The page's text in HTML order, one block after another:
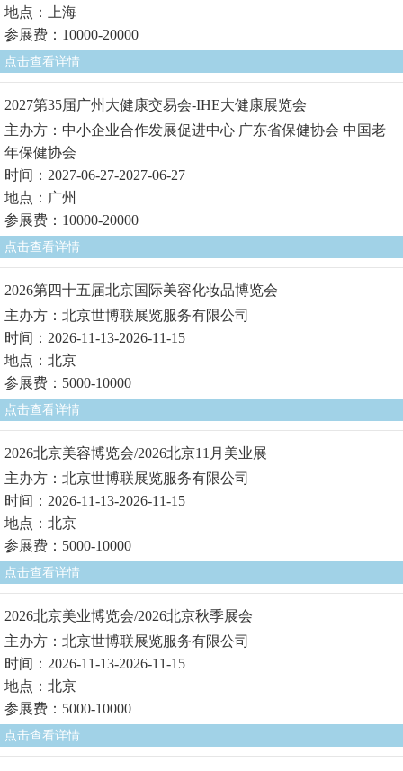
地点：上海
参展费：10000-20000
点击查看详情
2027第35届广州大健康交易会-IHE大健康展览会
主办方：中小企业合作发展促进中心 广东省保健协会 中国老
年保健协会
时间：2027-06-27-2027-06-27
地点：广州
参展费：10000-20000
点击查看详情
2026第四十五届北京国际美容化妆品博览会
主办方：北京世博联展览服务有限公司
时间：2026-11-13-2026-11-15
地点：北京
参展费：5000-10000
点击查看详情
2026北京美容博览会/2026北京11月美业展
主办方：北京世博联展览服务有限公司
时间：2026-11-13-2026-11-15
地点：北京
参展费：5000-10000
点击查看详情
2026北京美业博览会/2026北京秋季展会
主办方：北京世博联展览服务有限公司
时间：2026-11-13-2026-11-15
地点：北京
参展费：5000-10000
点击查看详情